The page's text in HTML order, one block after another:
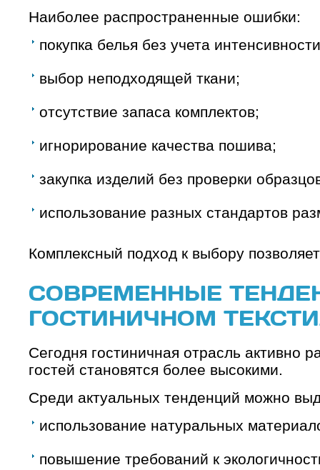
Наиболее распространенные ошибки:
покупка белья без учета
выбор неподходящей ткани;
отсутствие запаса комплектов;
игнорирование качества пошива;
закупка изделий без проверки
использование разных стандартов
Комплексный подход к выбору
СОВРЕМЕННЫЕ
ГОСТИНИЧНОМ
Сегодня гостиничная отрасль активно
гостей становятся более высокими.
Среди актуальных тенденций можно
использование натуральных
повышение требований к